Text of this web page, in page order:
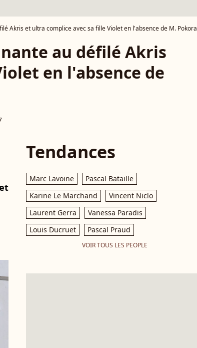
Akris et ultra complice avec sa fille Violet en l'absence de M. Pokora
au défilé Akris
en l'absence de
Tendances
Marc Lavoine
Pascal Bataille
Karine Le Marchand
Vincent Niclo
Laurent Gerra
Vanessa Paradis
Louis Ducruet
Pascal Praud
VOIR TOUS LES PEOPLE